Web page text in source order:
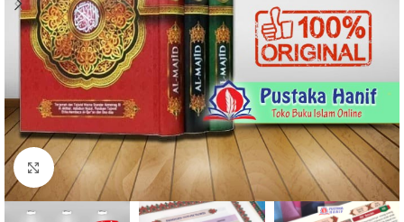
Click to enlarge